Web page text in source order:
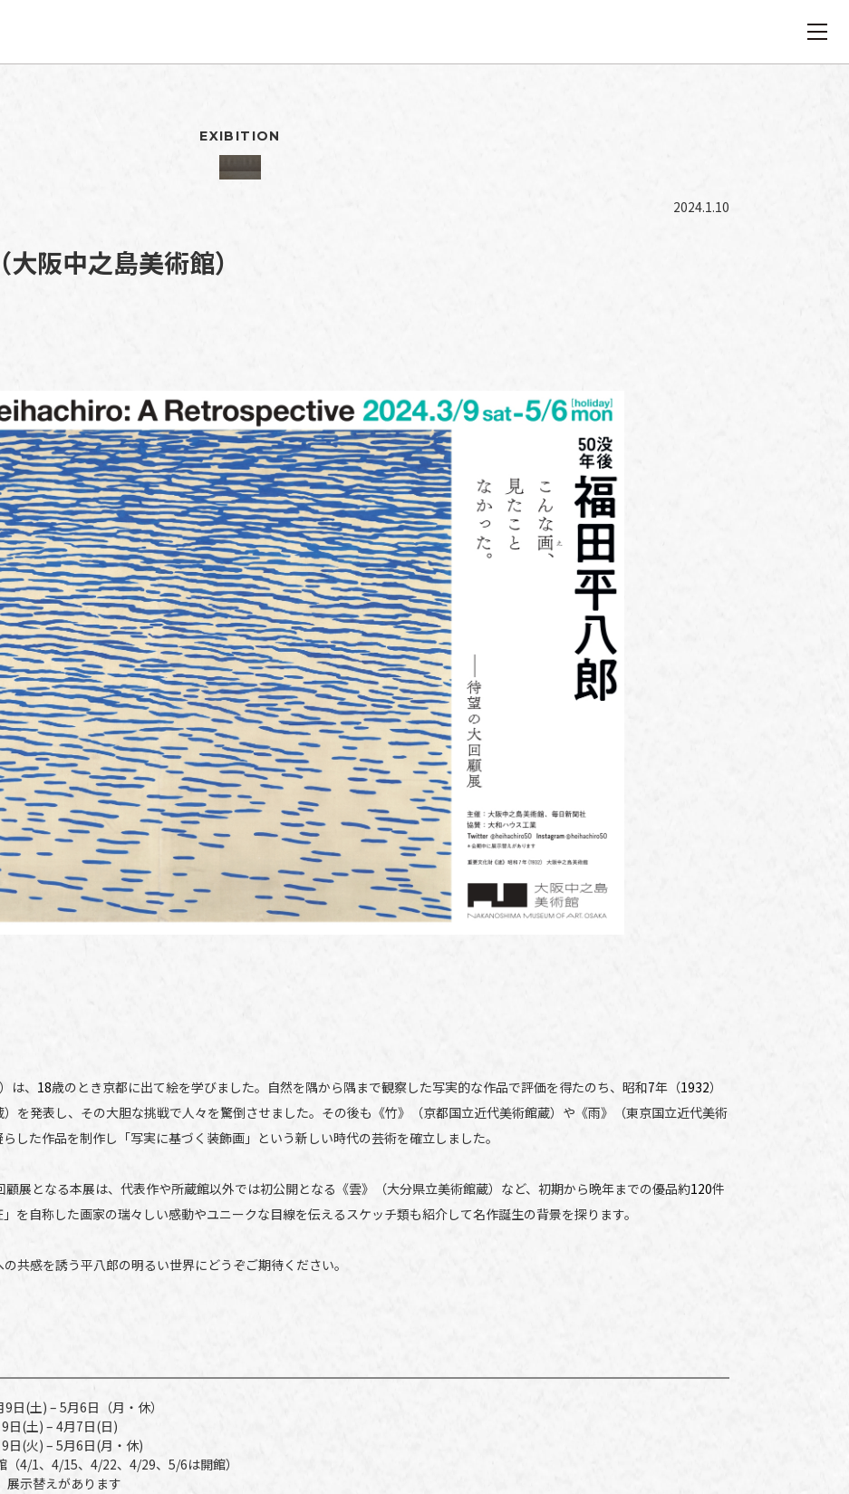
EXIBITION
2024.1.10
阪中之島美術館）
）は、 18歳のとき京都に出て絵を学びました。自然を隅から隅まで観察した写実的な作品で評価を得たのち、昭和7年（1932）
を発表し、その大胆な挑戦で人々を驚倒させました。その後も《竹》（京都国立近代美術館蔵）や《雨》（東京国立近代美術
した作品を制作し「写実に基づく装飾画」という新しい時代の芸術を確立しました。
顧展となる本展は、代表作や所蔵館以外では初公開となる《雲》（大分県立美術館蔵）など、初期から晩年までの優品約120件
を自称した画家の瑞々しい感動やユニークな目線を伝えるスケッチ類も紹介して名作誕生の背景を探ります。
共感を誘う平八郎の明るい世界にどうぞご期待ください。
日(土) – 5月6日（月・休）
日(土) – 4月7日(日)
日(火) – 5月6日(月・休)
（4/1、4/15、4/22、4/29、5/6は開館）
展示替えがあります